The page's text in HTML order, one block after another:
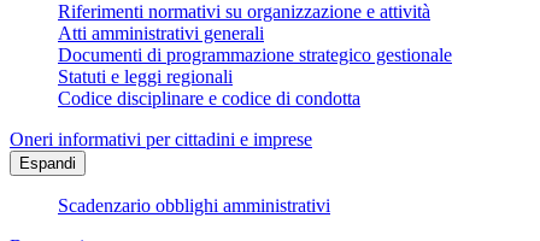
Riferimenti normativi su organizzazione e attività
Atti amministrativi generali
Documenti di programmazione strategico gestionale
Statuti e leggi regionali
Codice disciplinare e codice di condotta
Oneri informativi per cittadini e imprese
Espandi
Scadenzario obblighi amministrativi